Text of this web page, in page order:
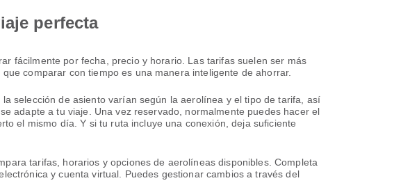
perfecta
fácilmente por fecha, precio y horario. Las tarifas suelen ser más
comparar con tiempo es una manera inteligente de ahorrar.
selección de asiento varían según la aerolínea y el tipo de tarifa, así
adapte a tu viaje. Una vez reservado, normalmente puedes hacer el
el mismo día. Y si tu ruta incluye una conexión, deja suficiente
tarifas, horarios y opciones de aerolíneas disponibles. Completa
y cuenta virtual. Puedes gestionar cambios a través del